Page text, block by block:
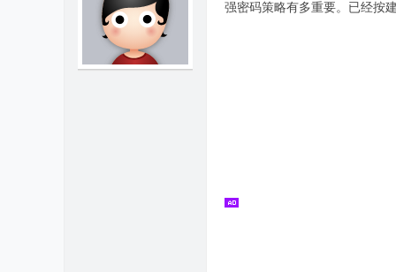
强密码策略有多重要。已经按